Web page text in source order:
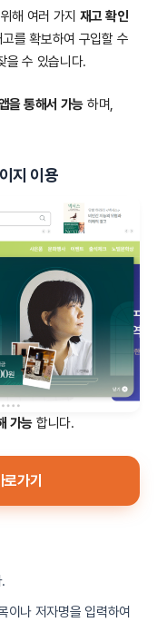
해 여러 가지 재고 확인
를 확보하여 구입할 수
을 수 있습니다.
을 통해서 가능 하며,
지 이용
가능 합니다.
가기
이나 저자명을 입력하여